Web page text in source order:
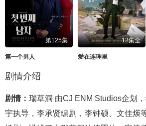
第125集
第一个男人
12集全
爱在连理里
剧情介绍
剧情： 瑞草洞 由CJ ENM Studios企划
宇执导，李承贤编剧，李钟硕、文佳煐